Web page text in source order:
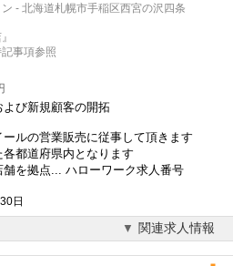
- 北海道札幌市手稲区西宮の沢四条
事項参照
び新規顧客の開拓
ルの営業販売に従事して頂きます
都道府県内となります
を拠点... ハローワーク求人番号
日
関連求人情報